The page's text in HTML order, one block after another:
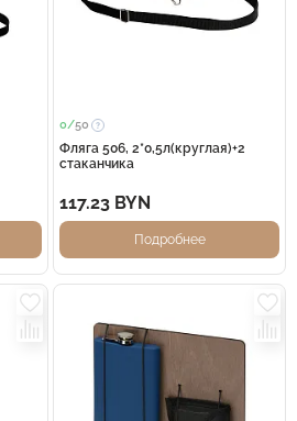
0/50
Фляга 506, 2*0,5л(круглая)+2
стаканчика
117.23 BYN
Подробнее